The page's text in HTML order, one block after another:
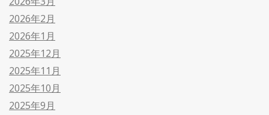
2026年2月
2026年1月
2025年12月
2025年11月
2025年10月
2025年9月